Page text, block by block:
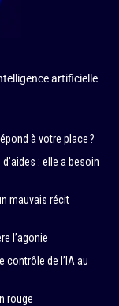
artificielle
à votre place ?
: elle a besoin
mauvais récit
l’agonie
contrôle de l’IA au
rouge